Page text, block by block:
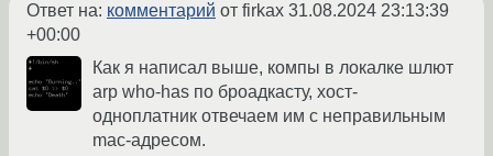
Ответ на: комментарий от firkax 31.08.2024 23:13:39
+00:00
Как я написал выше, компы в локалке шлют
arp who-has по броадкасту, хост-
одноплатник отвечаем им с неправильным
mac-адресом.